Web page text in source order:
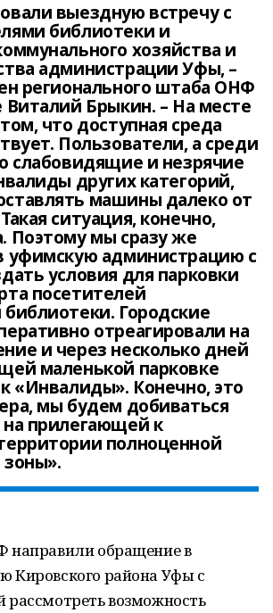
выездную встречу с
библиотеки и
хозяйства и
администрации Уфы, –
регионального штаба ОНФ
Виталий Брыкин. – На месте
что доступная среда
Пользователи, а среди
слабовидящие и незрячие
других категорий,
машины далеко от
ситуация, конечно,
Поэтому мы сразу же
уфимскую администрацию с
условия для парковки
посетителей
Городские
отреагировали на
и через несколько дней
маленькой парковке
«Инвалиды». Конечно, это
мы будем добиваться
на прилегающей к
полноценной
направили обращение в
Кировского района Уфы с
рассмотреть возможность